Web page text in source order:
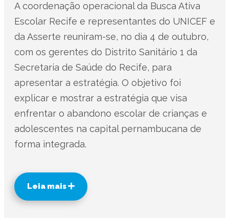
A coordenação operacional da Busca Ativa
Escolar Recife e representantes do UNICEF e
da Asserte reuniram-se, no dia 4 de outubro,
com os gerentes do Distrito Sanitário 1 da
Secretaria de Saúde do Recife, para
apresentar a estratégia. O objetivo foi
explicar e mostrar a estratégia que visa
enfrentar o abandono escolar de crianças e
adolescentes na capital pernambucana de
forma integrada.
Leia mais